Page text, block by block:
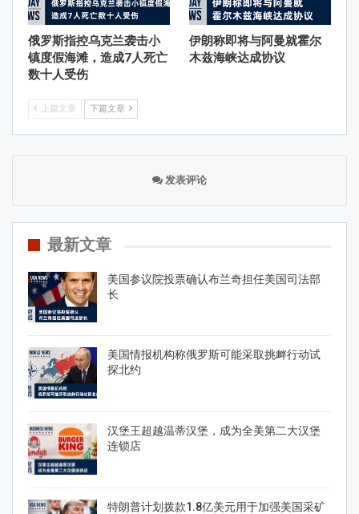
俄罗斯指控乌克兰袭击小
镇度假海滩，造成7人死亡
数十人受伤
伊朗称即将与阿曼就霍尔
木兹海峡达成协议
上篇文章 下篇文章
发表评论
最新文章
美国参议院投票确认布兰奇担任美国司法部
长
美国情报机构称俄罗斯可能采取挑衅行动试
探北约
汉堡王超越温蒂汉堡，成为全美第二大汉堡
连锁店
特朗普计划拨款1.8亿美元用于加强美国采矿